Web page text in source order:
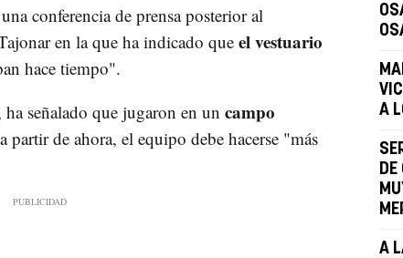
conferencia de prensa posterior al
en la que ha indicado queel vestuario
hace tiempo".
señalado que jugaron en un campo
de ahora, el equipo debe hacerse "más
A
A